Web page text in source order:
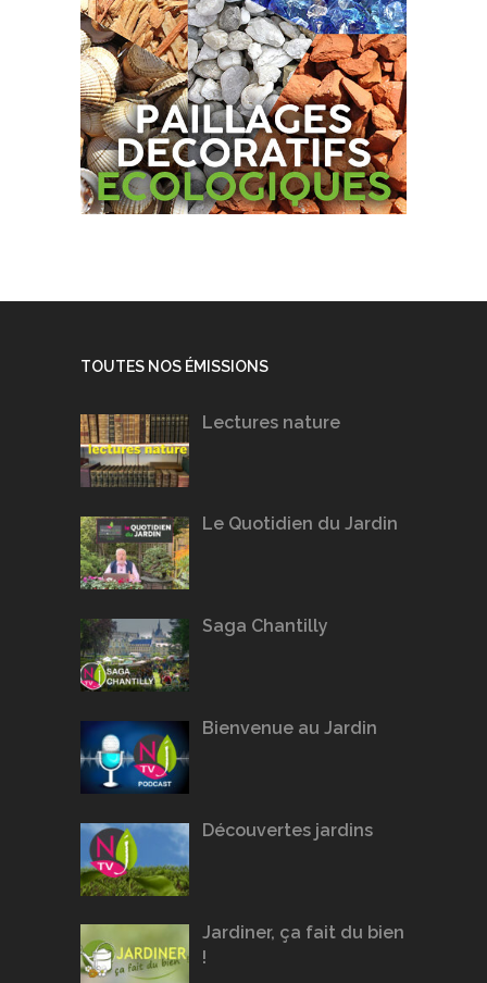
TOUTES NOS ÉMISSIONS
Lectures nature
Le Quotidien du Jardin
Saga Chantilly
Bienvenue au Jardin
Découvertes jardins
Jardiner, ça fait du bien
!